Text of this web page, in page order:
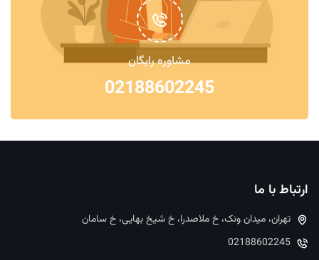
مشاوره رایگان
02188602245
ارتباط با ما
تهران، میدان ونک، خ ملاصدرا، خ شیخ بهایی، خ سامان
02188602245